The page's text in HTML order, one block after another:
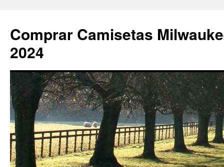
Comprar Camisetas
2024